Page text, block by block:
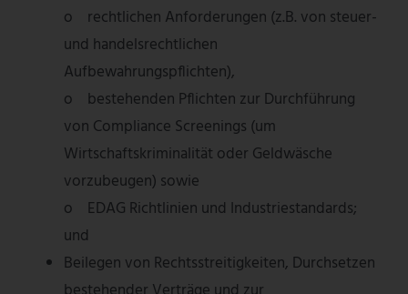
o rechtlichen Anforderungen (z.B. von steuer-
und handelsrechtlichen
Aufbewahrungspflichten),
o bestehenden Pflichten zur Durchführung
von Compliance Screenings (um
Wirtschaftskriminalität oder Geldwäsche
vorzubeugen) sowie
o EDAG Richtlinien und Industriestandards;
und
Beilegen von Rechtsstreitigkeiten, Durchsetzen